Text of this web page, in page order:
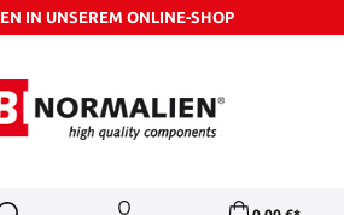
IN UNSEREM ONLINE-SHOP